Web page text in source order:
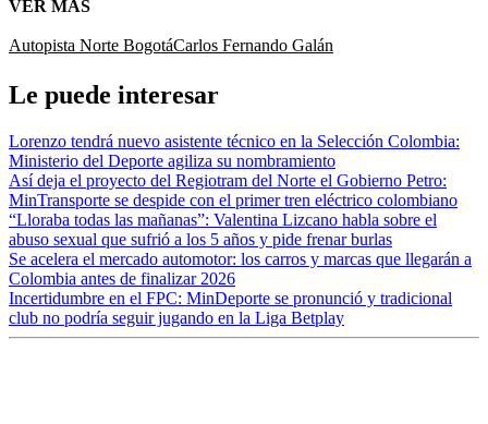
VER MÁS
Autopista Norte BogotáCarlos Fernando Galán
Le puede interesar
Lorenzo tendrá nuevo asistente técnico en la Selección Colombia:
Ministerio del Deporte agiliza su nombramiento
Así deja el proyecto del Regiotram del Norte el Gobierno Petro:
MinTransporte se despide con el primer tren eléctrico colombiano
“Lloraba todas las mañanas”: Valentina Lizcano habla sobre el
abuso sexual que sufrió a los 5 años y pide frenar burlas
Se acelera el mercado automotor: los carros y marcas que llegarán a
Colombia antes de finalizar 2026
Incertidumbre en el FPC: MinDeporte se pronunció y tradicional
club no podría seguir jugando en la Liga Betplay